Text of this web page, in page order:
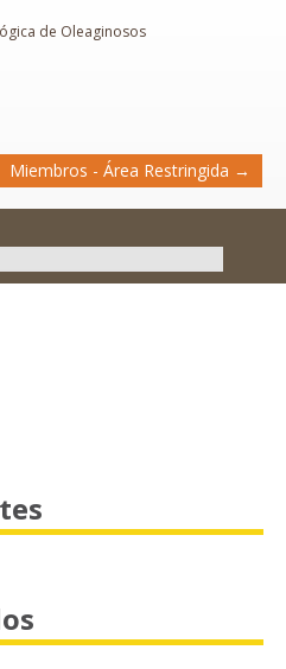
Miembros - Área Restringida →